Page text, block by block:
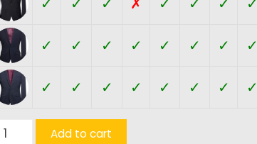
✓ ✓ ✓ ✓ ✓ ✓ ✓ ✓
✓ ✓ ✓ ✓ ✓ ✓ ✓ ✓
Add to cart